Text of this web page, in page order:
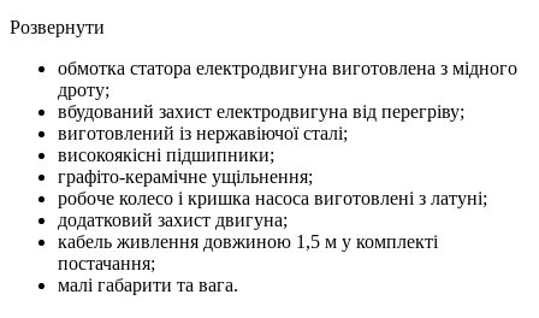
Розвернути
обмотка статора електродвигуна виготовлена з мідного
дроту;
вбудований захист електродвигуна від перегріву;
виготовлений із нержавіючої сталі;
високоякісні підшипники;
графіто-керамічне ущільнення;
робоче колесо і кришка насоса виготовлені з латуні;
додатковий захист двигуна;
кабель живлення довжиною 1,5 м у комплекті
постачання;
малі габарити та вага.